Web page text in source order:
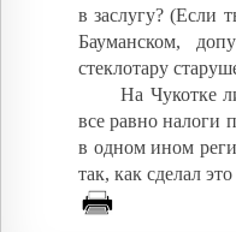
в заслугу? (Если
Бауманском,
стеклотару
На Чукотке
все равно налоги
в одном ином
так, как сделал